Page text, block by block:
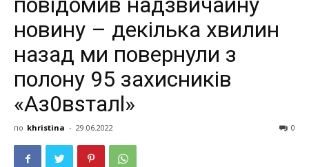
новину – декілька хвилин
назад ми повернули з
полону 95 захисників
«Аз0вsталl»
по khristina - 29.06.2022 0